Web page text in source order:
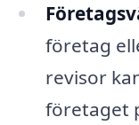
företag
revisor
företaget